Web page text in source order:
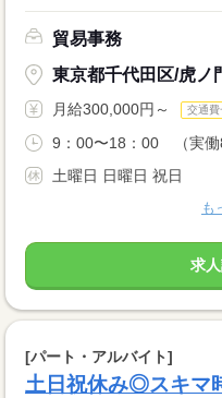
貿易事務
東京都千代田区/虎ノ
月給300,000円～ 交通費
9：00〜18：00 （実働
土曜日 日曜日 祝日
も
求
[パート・アルバイト]
土日祝休み◎スキマ